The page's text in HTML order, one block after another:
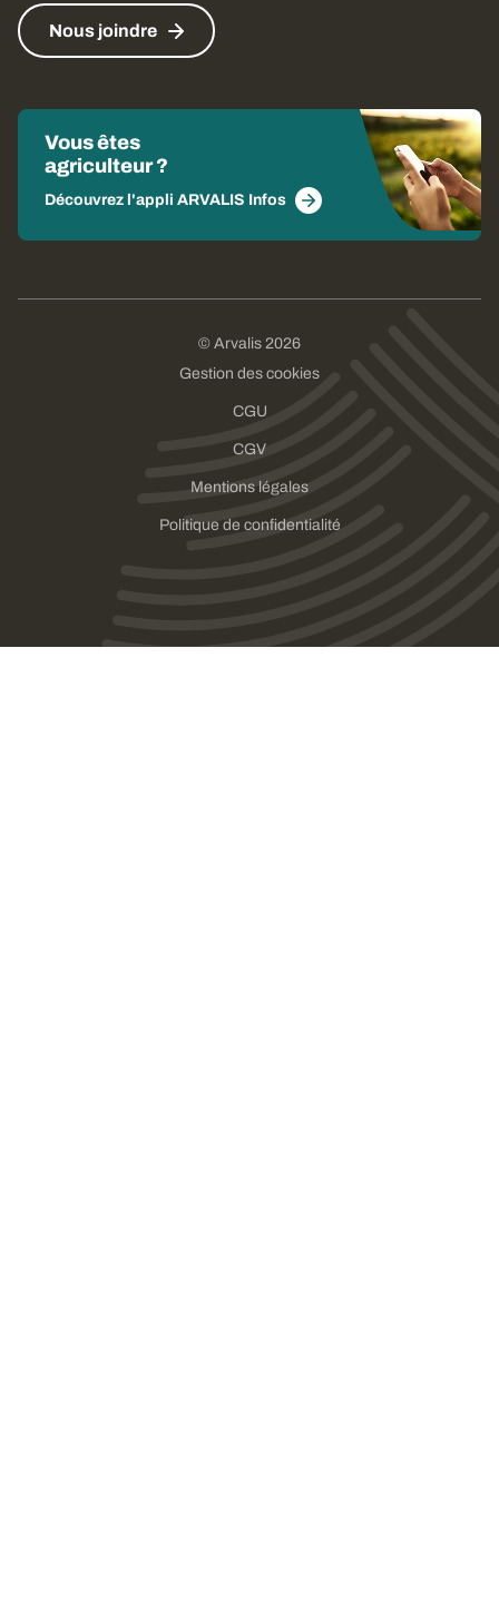
Nous joindre
Vous êtes
agriculteur ?
Découvrez l'appli ARVALIS Infos
© Arvalis 2026
Gestion des cookies
CGU
CGV
Mentions légales
Politique de confidentialité